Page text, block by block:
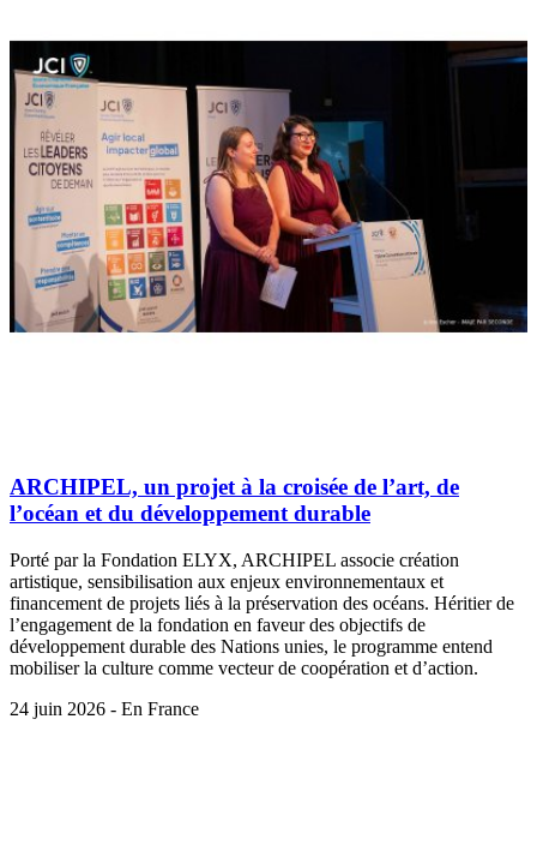
ARCHIPEL, un projet à la croisée de l’art, de
l’océan et du développement durable
Porté par la Fondation ELYX, ARCHIPEL associe création
artistique, sensibilisation aux enjeux environnementaux et
financement de projets liés à la préservation des océans. Héritier de
l’engagement de la fondation en faveur des objectifs de
développement durable des Nations unies, le programme entend
mobiliser la culture comme vecteur de coopération et d’action.
24 juin 2026 - En France